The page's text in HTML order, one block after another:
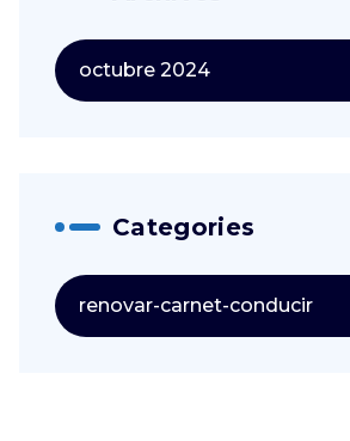
octubre 2024
Categories
renovar-carnet-conducir